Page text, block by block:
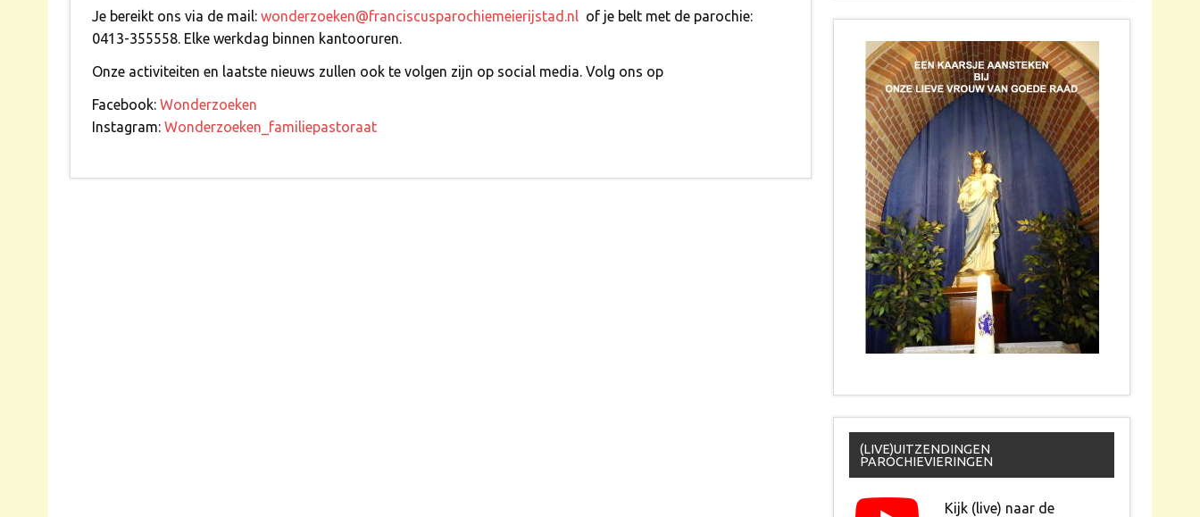
Je bereikt ons via de mail: wonderzoeken@franciscusparochiemeierijstad.nlof je belt met de parochie:
0413-355558. Elke werkdag binnen kantooruren.
Onze activiteiten en laatste nieuws zullen ook te volgen zijn op social media. Volg ons op
Facebook: Wonderzoeken
Instagram: Wonderzoeken_familiepastoraat
(LIVE)UITZENDINGEN
PAROCHIEVIERINGEN
Kijk (live) naar de